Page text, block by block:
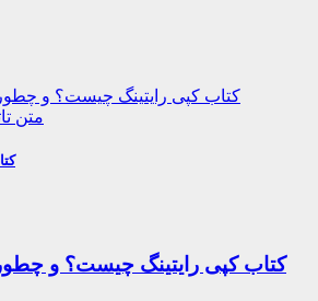
کتاب کپی رایتینگ چیست؟ و